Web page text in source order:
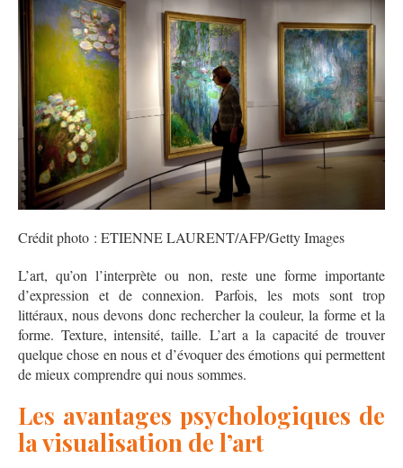
Crédit photo : ETIENNE LAURENT/AFP/Getty Images
L’art, qu’on l’interprète ou non, reste une forme importante
d’expression et de connexion. Parfois, les mots sont trop
littéraux, nous devons donc rechercher la couleur, la forme et la
forme. Texture, intensité, taille. L’art a la capacité de trouver
quelque chose en nous et d’évoquer des émotions qui permettent
de mieux comprendre qui nous sommes.
Les avantages psychologiques de
la visualisation de l’art